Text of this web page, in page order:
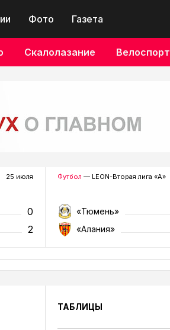
Фото Газета
Скалолазание Велоспорт
25 июля
0
2
Футбол — LEON-Вторая лига «А»
«Тюмень»
«Алания»
ТАБЛИЦЫ